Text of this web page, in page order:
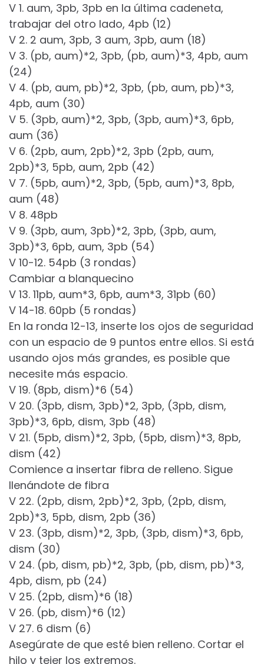
V 1. aum, 3pb, 3pb en la última cadeneta,
trabajar del otro lado, 4pb (12)
V 2. 2 aum, 3pb, 3 aum, 3pb, aum (18)
V 3. (pb, aum)*2, 3pb, (pb, aum)*3, 4pb, aum
(24)
V 4. (pb, aum, pb)*2, 3pb, (pb, aum, pb)*3,
4pb, aum (30)
V 5. (3pb, aum)*2, 3pb, (3pb, aum)*3, 6pb,
aum (36)
V 6. (2pb, aum, 2pb)*2, 3pb (2pb, aum,
2pb)*3, 5pb, aum, 2pb (42)
V 7. (5pb, aum)*2, 3pb, (5pb, aum)*3, 8pb,
aum (48)
V 8. 48pb
V 9. (3pb, aum, 3pb)*2, 3pb, (3pb, aum,
3pb)*3, 6pb, aum, 3pb (54)
V 10-12. 54pb (3 rondas)
Cambiar a blanquecino
V 13. 11pb, aum*3, 6pb, aum*3, 31pb (60)
V 14-18. 60pb (5 rondas)
En la ronda 12-13, inserte los ojos de seguridad
con un espacio de 9 puntos entre ellos. Si está
usando ojos más grandes, es posible que
necesite más espacio.
V 19. (8pb, dism)*6 (54)
V 20. (3pb, dism, 3pb)*2, 3pb, (3pb, dism,
3pb)*3, 6pb, dism, 3pb (48)
V 21. (5pb, dism)*2, 3pb, (5pb, dism)*3, 8pb,
dism (42)
Comience a insertar fibra de relleno. Sigue
llenándote de fibra
V 22. (2pb, dism, 2pb)*2, 3pb, (2pb, dism,
2pb)*3, 5pb, dism, 2pb (36)
V 23. (3pb, dism)*2, 3pb, (3pb, dism)*3, 6pb,
dism (30)
V 24. (pb, dism, pb)*2, 3pb, (pb, dism, pb)*3,
4pb, dism, pb (24)
V 25. (2pb, dism)*6 (18)
V 26. (pb, dism)*6 (12)
V 27. 6 dism (6)
Asegúrate de que esté bien relleno. Cortar el
hilo y tejer los extremos.